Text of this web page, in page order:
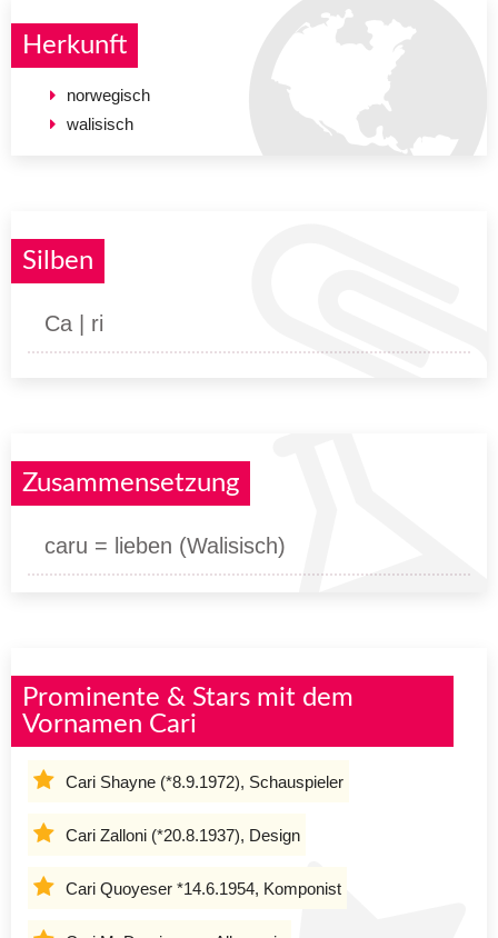
Herkunft
norwegisch
walisisch
Silben
Ca | ri
Zusammensetzung
caru = lieben (Walisisch)
Prominente & Stars mit dem
Vornamen Cari
Cari Shayne (*8.9.1972), Schauspieler
Cari Zalloni (*20.8.1937), Design
Cari Quoyeser *14.6.1954, Komponist